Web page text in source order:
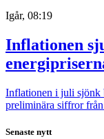
Igår, 08:19
Inflationen
Inflationen i juli sjönk
preliminära siffror
Senaste nytt